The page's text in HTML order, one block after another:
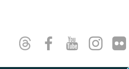
ThreadsFacebookYoutubeInstagram
Flick